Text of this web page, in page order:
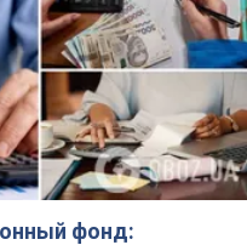
фонд: